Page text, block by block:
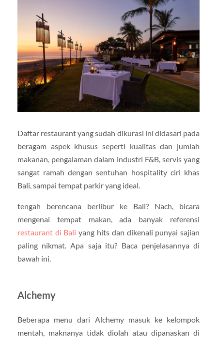
Daftar restaurant yang sudah dikurasi ini didasari pada
beragam aspek khusus seperti kualitas dan jumlah
makanan, pengalaman dalam industri F&B, servis yang
sangat ramah dengan sentuhan hospitality ciri khas
Bali, sampai tempat parkir yang ideal.
tengah berencana berlibur ke Bali? Nach, bicara
mengenai tempat makan, ada banyak referensi
restaurant di Bali yang hits dan dikenali punyai sajian
paling nikmat. Apa saja itu? Baca penjelasannya di
bawah ini.
Alchemy
Beberapa menu dari Alchemy masuk ke kelompok
mentah, maknanya tidak diolah atau dipanaskan di